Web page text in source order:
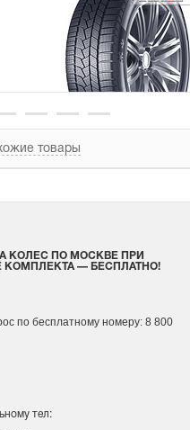
товары
тел:
КОЛЕС ПО МОСКВЕ ПРИ
КОМПЛЕКТА — БЕСПЛАТНО!
по бесплатному номеру: 8 800